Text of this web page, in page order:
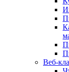
Веб-